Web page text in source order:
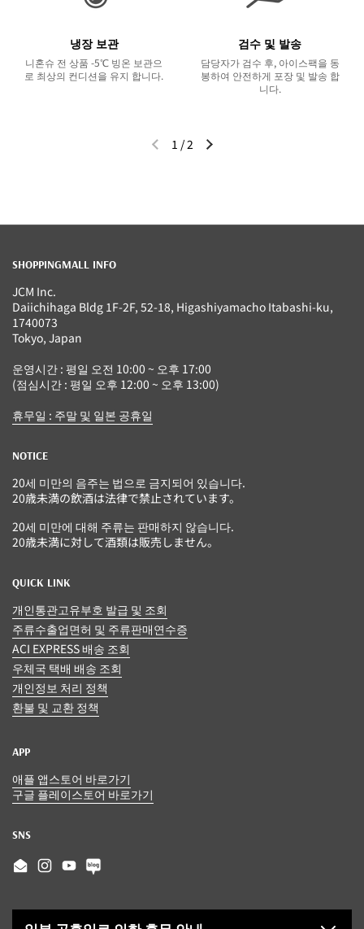
냉장 보관
니혼슈 전 상품 -5℃ 빙온 보관으
로 최상의 컨디션을 유지 합니다.
검수 및 발송
담당자가 검수 후, 아이스팩을 동
봉하여 안전하게 포장 및 발송 합
니다.
이전 슬라이드다음 슬라이드
1 /2
SHOPPINGMALL INFO
JCM Inc.
Daiichihaga Bldg 1F-2F, 52-18, Higashiyamacho Itabashi-ku,
1740073
Tokyo, Japan
운영시간 : 평일 오전 10:00 ~ 오후 17:00
(점심시간 : 평일 오후 12:00 ~ 오후 13:00)
휴무일 : 주말 및 일본 공휴일
NOTICE
20세 미만의 음주는 법으로 금지되어 있습니다.
20歳未満の飲酒は法律で禁止されています。
20세 미만에 대해 주류는 판매하지 않습니다.
20歳未満に対して酒類は販売しません。
QUICK LINK
개인통관고유부호 발급 및 조회
주류수출업면허 및 주류판매연수증
ACI EXPRESS 배송 조회
우체국 택배 배송 조회
개인정보 처리 정책
환불 및 교환 정책
APP
애플 앱스토어 바로가기
구글 플레이스토어 바로가기
SNS
EmailInstagram
YouTube